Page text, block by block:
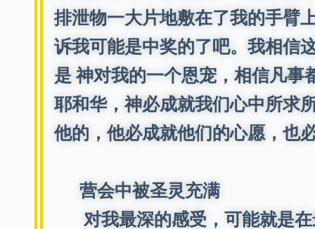
排泄物一大片地敷在了我的手臂
诉我可能是中奖的了吧。我相信
是 神对我的一个恩宠，相信凡事
耶和华，神必成就我们心中所求
他的，他必成就他们的心愿，也
营会中被圣灵充满
对我最深的感受，可能就是在